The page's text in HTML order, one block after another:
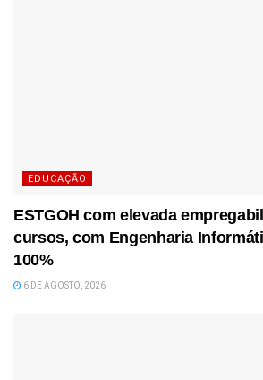
EDUCAÇÃO
ESTGOH com elevada
cursos, com Engenharia
100%
6 DE AGOSTO, 2026